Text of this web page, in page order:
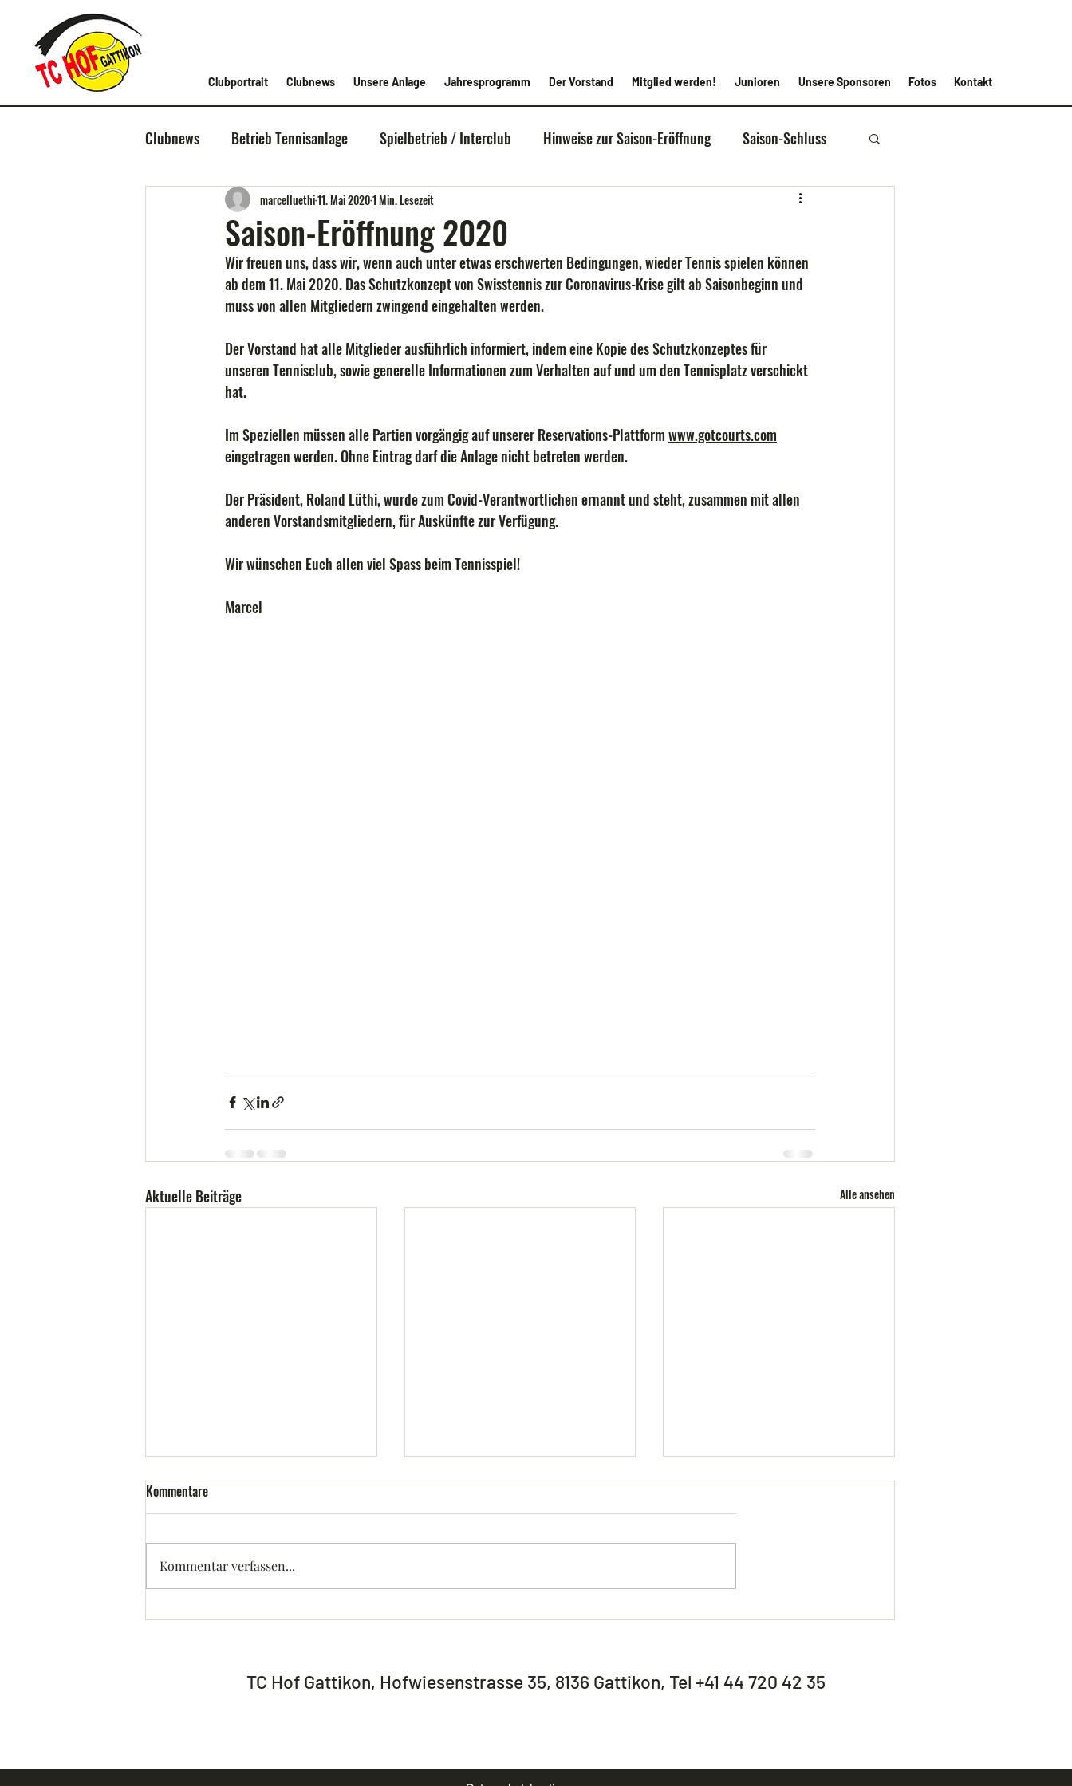
Clubportrait Clubnews Unsere Anlage Jahresprogramm Der Vorstand Mitglied werden! Junioren Unsere Sponsoren Fotos Kontakt
Clubnews Betrieb Tennisanlage Spielbetrieb / Interclub Hinweise zur Saison-Eröffnung Saison-Schluss
Interclub Turniere
Saison-Eröffnung 2020
marcelluethi11. Mai 20201 Min. Lesezeit
Wir freuen uns, dass wir, wenn auch unter etwas erschwerten Bedingungen, wieder Tennis spielen können
ab dem 11. Mai 2020. Das Schutzkonzept von Swisstennis zur Coronavirus-Krise gilt ab Saisonbeginn und
muss von allen Mitgliedern zwingend eingehalten werden.
Der Vorstand hat alle Mitglieder ausführlich informiert, indem eine Kopie des Schutzkonzeptes für
unseren Tennisclub, sowie generelle Informationen zum Verhalten auf und um den Tennisplatz verschickt
hat.
Im Speziellen müssen alle Partien vorgängig auf unserer Reservations-Plattform www.gotcourts.com
eingetragen werden. Ohne Eintrag darf die Anlage nicht betreten werden.
Der Präsident, Roland Lüthi, wurde zum Covid-Verantwortlichen ernannt und steht, zusammen mit allen
anderen Vorstandsmitgliedern, für Auskünfte zur Verfügung.
Wir wünschen Euch allen viel Spass beim Tennisspiel!
Marcel
Aktuelle Beiträge Alle ansehen
50 Jahre Jubiläum TC Hof
Tag der offenen Türe 2025 /
Tag der offenen Tür im Tennisclub
Kommentare
Kommentar verfassen...
TC Hof Gattikon, Hofwiesenstrasse 35, 8136 Gattikon, Tel +41 44 720 42 35